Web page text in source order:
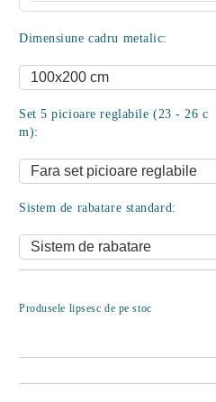
Dimensiune cadru metalic:
Set 5 picioare reglabile (23 - 26 c
m):
Sistem de rabatare standard:
Produsele lipsesc de pe stoc